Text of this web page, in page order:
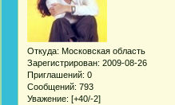
Откуда: Московская область
Зарегистрирован: 2009-08-26
Приглашений: 0
Сообщений: 793
Уважение: [+40/-2]